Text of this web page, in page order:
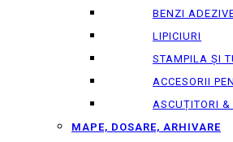
BENZI
LIPICIURI
STAMPILA ȘI
ACCESORII
ASCUȚITORI &
MAPE, DOSARE, ARHIVARE